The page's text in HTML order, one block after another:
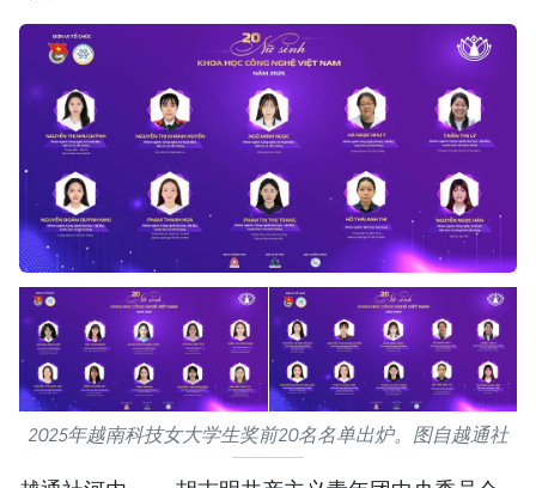
2025年越南科技女大学生奖前20名名单出炉。图自越通社